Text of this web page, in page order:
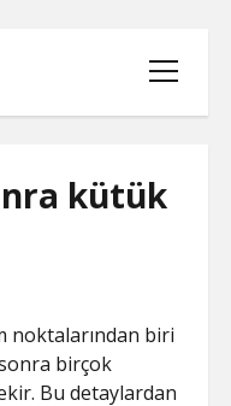
menüyü
aç
BEĞENI
HILESI 2021
kütük
noktalarından biri
birçok
Bu detaylardan